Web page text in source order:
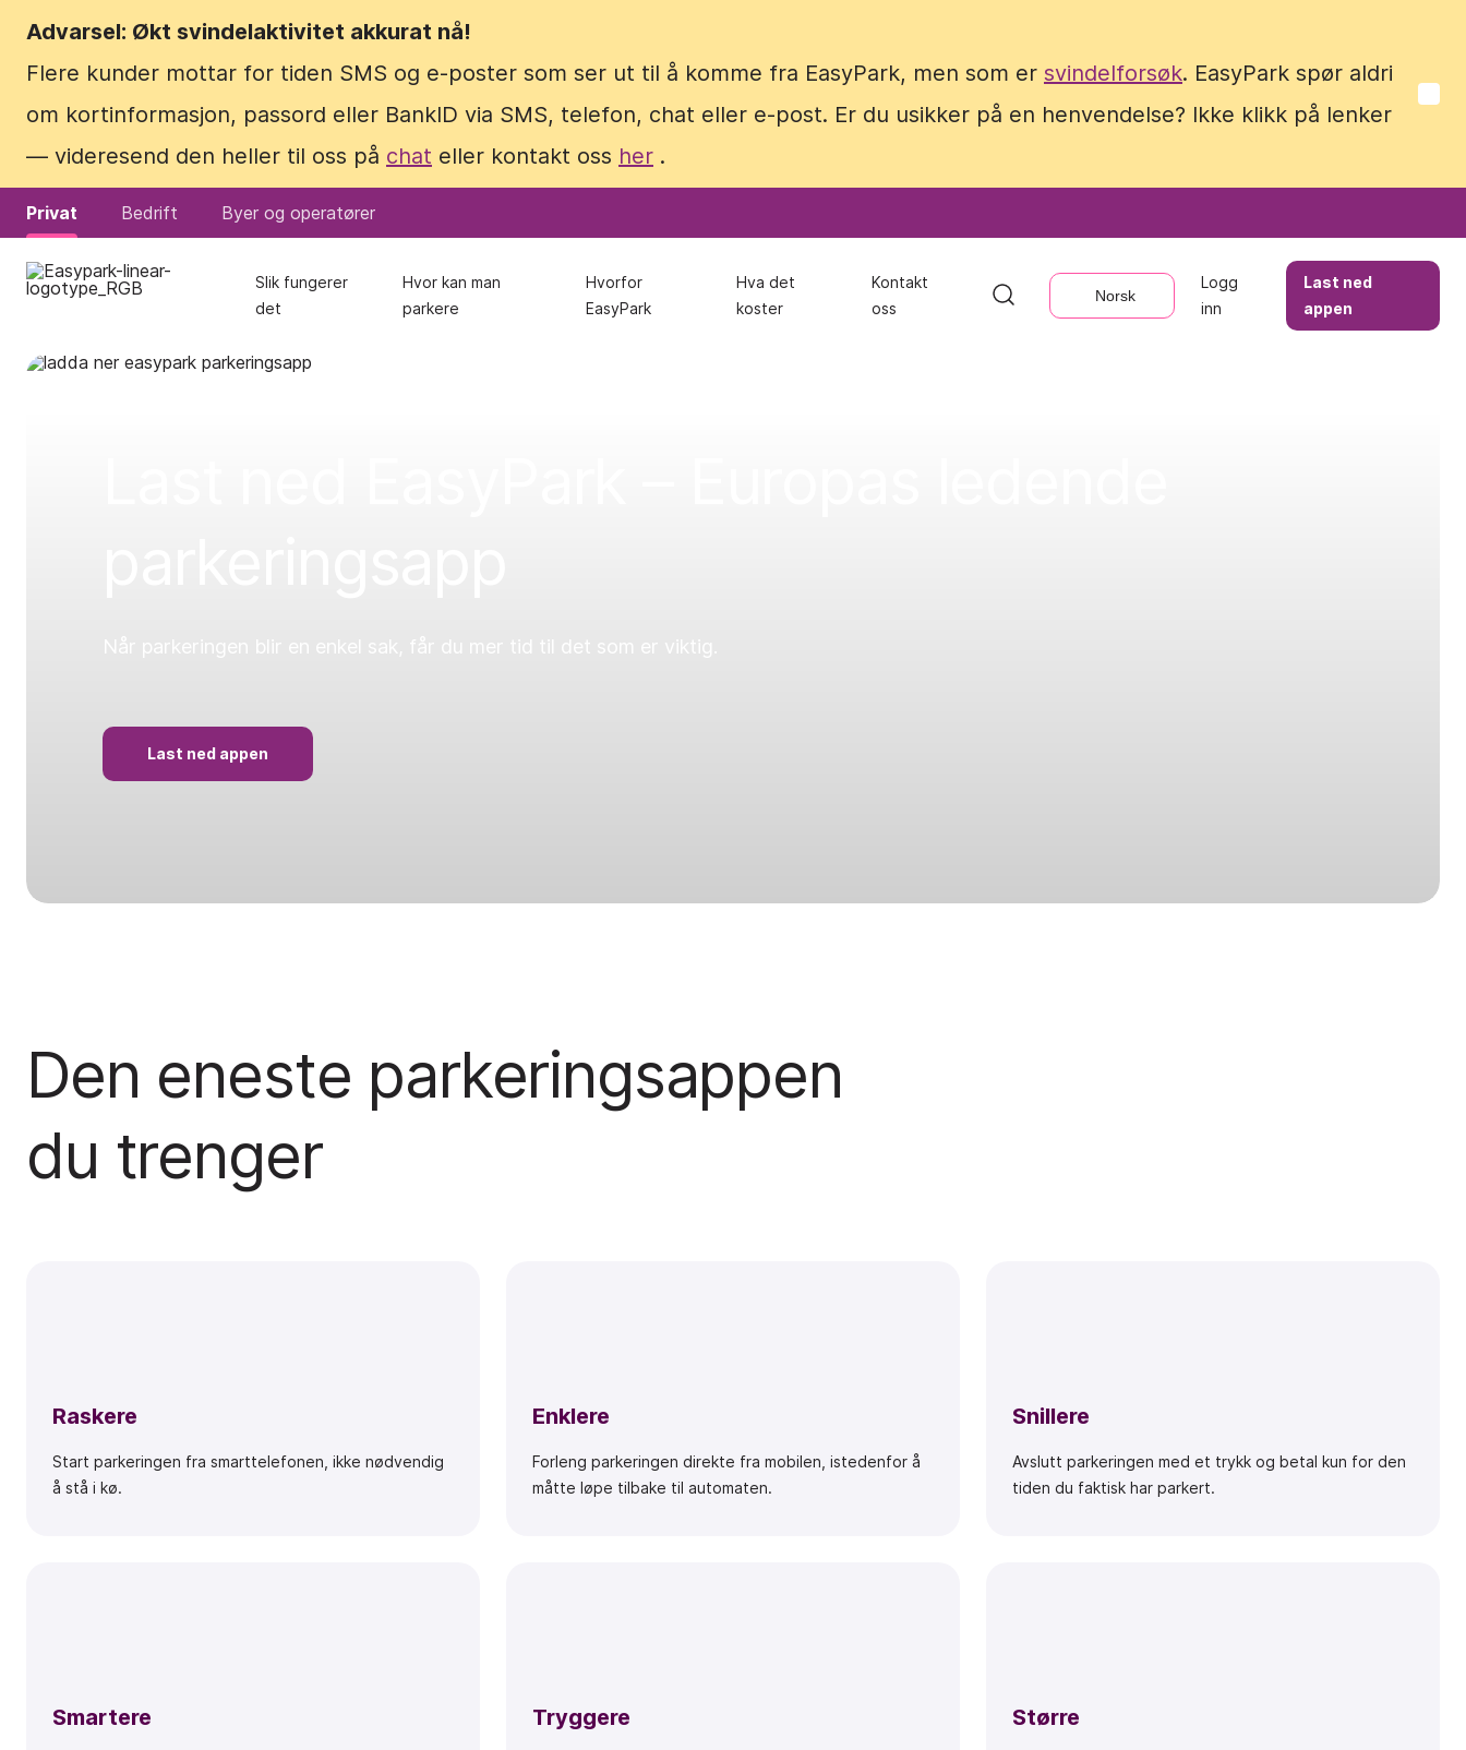
Advarsel: Økt svindelaktivitet akkurat nå!
Flere kunder mottar for tiden SMS og e-poster som ser ut til å komme fra EasyPark, men som er svindelforsøk. EasyPark spør aldri
om kortinformasjon, passord eller BankID via SMS, telefon, chat eller e-post. Er du usikker på en henvendelse? Ikke klikk på lenker
— videresend den heller til oss på chat eller kontakt oss her .
Privat Bedrift Byer og operatører
Slik fungerer
det
Hvor kan man
parkere
Hvorfor
EasyPark
Hva det
koster
Kontakt
oss
Norsk
Logg
inn
Last ned
appen
Advarsel: Økt svindelaktivitet akkurat nå!
Flere kunder mottar for tiden SMS og e-poster som ser ut til å komme fra EasyPark, men som er svindelforsøk. EasyPark spør aldri
om kortinformasjon, passord eller BankID via SMS, telefon, chat eller e-post. Er du usikker på en henvendelse? Ikke klikk på lenker
— videresend den heller til oss på chat eller kontakt oss her .
Privat Bedrift Byer og operatører
Slik fungerer
det
Hvor kan man
parkere
Hvorfor
EasyPark
Hva det
koster
Kontakt
oss
Norsk
Logg
inn
Last ned
appen
Når parkeringen blir en enkel sak, får du mer tid til det som er viktig.
Last ned appen
Den eneste parkeringsappen
du trenger
Raskere
Start parkeringen fra smarttelefonen, ikke nødvendig
å stå i kø.
Enklere
Forleng parkeringen direkte fra mobilen, istedenfor å
måtte løpe tilbake til automaten.
Snillere
Avslutt parkeringen med et trykk og betal kun for den
tiden du faktisk har parkert.
Smartere Tryggere Større